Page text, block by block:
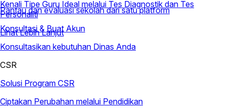
Pantau dan evaluasi sekolah dari satu platform
Konsultasi & Buat Akun
Konsultasikan kebutuhan Dinas Anda
CSR
Solusi Program CSR
Ciptakan Perubahan melalui Pendidikan
Kenali Tipe Guru Ideal melalui Tes Diagnostik dan Tes
Personaliti
Lihat Lebih Lanjut